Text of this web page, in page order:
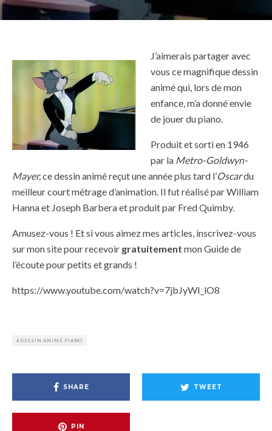
J’aimerais partager avec
vous ce magnifique dessin
animé qui, lors de mon
enfance, m’a donné envie
de jouer du piano.
Produit et sorti en 1946
par la Metro-Goldwyn-
Mayer,ce dessin animé reçut une année plus tard l’Oscardu
meilleur court métrage d’animation. Il fut réalisé par William
Hanna et Joseph Barbera et produit par Fred Quimby.
Amusez-vous ! Et si vous aimez mes articles, inscrivez-vous
sur mon site pour recevoir gratuitement mon Guide de
l’écoute pour petits et grands !
https://www.youtube.com/watch?v=7jbJyWI_lO8
DESSIN ANIMÉ PIANO
SHARE TWEET
PIN